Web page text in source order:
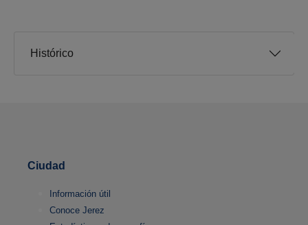
Histórico
Ciudad
Información útil
Conoce Jerez